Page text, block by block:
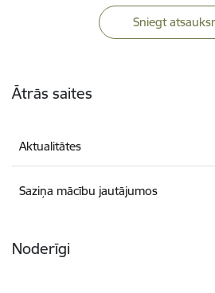
Sniegt
Ātrās saites
Aktualitātes
Saziņa mācību jautājumos
Noderīgi